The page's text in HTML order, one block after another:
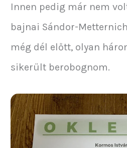
Innen pedig már nem
bajnai Sándor-
még dél előtt, olyan
sikerült berobognom.